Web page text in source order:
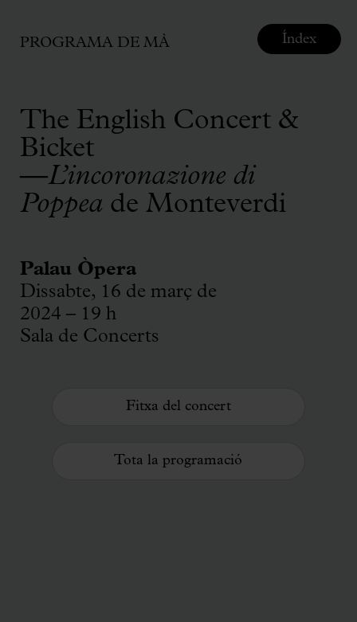
PROGRAMA DE MÀ
The English Concert &
Bicket
—L’incoronazione di
Poppea de Monteverdi
Palau Òpera
Dissabte, 16 de març de
2024 – 19 h
Sala de Concerts
Fitxa del concert
Tota la programació
Índex